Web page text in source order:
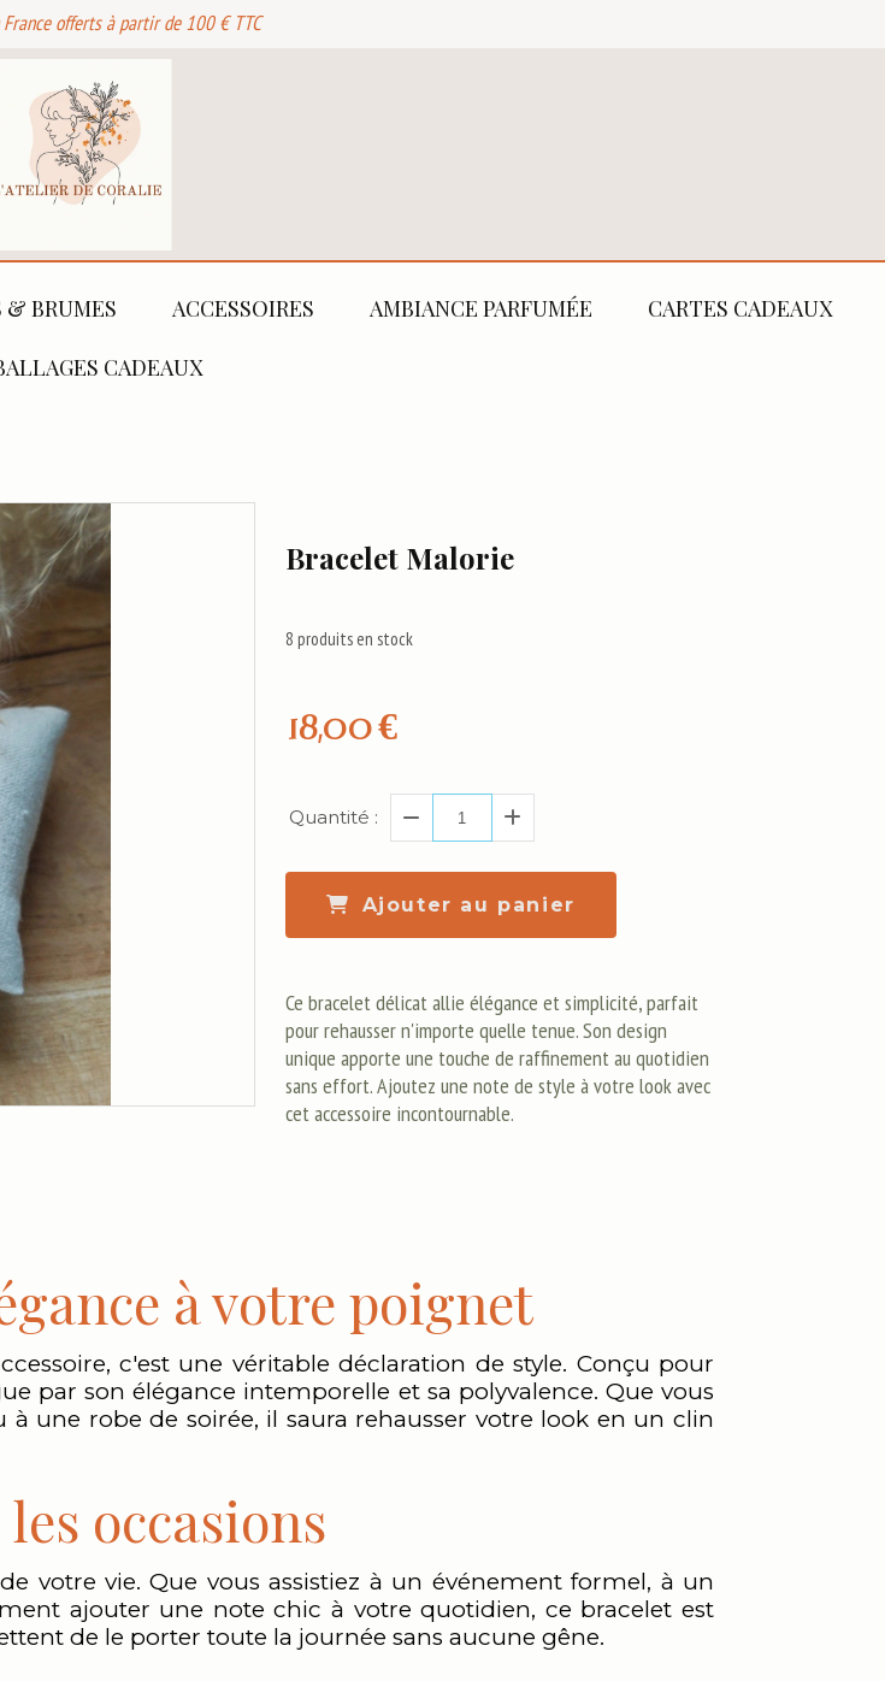
offerts à partir de 100 € TTC
& BRUMES ACCESSOIRES AMBIANCE PARFUMÉE CARTES CADEAUX
CADEAUX
Bracelet Malorie
18,00€
8 produits en stock
Quantité :
Ajouter au panier
Ce bracelet délicat allie élégance et simplicité, parfait
pour rehausser n'importe quelle tenue. Son design
unique apporte une touche de raffinement au quotidien
sans effort. Ajoutez une note de style à votre look avec
cet accessoire incontournable.
à votre poignet
c'est une véritable déclaration de style. Conçu pour
par son élégance intemporelle et sa polyvalence. Que vous
une robe de soirée, il saura rehausser votre look en un clin
occasions
votre vie. Que vous assistiez à un événement formel, à un
ajouter une note chic à votre quotidien, ce bracelet est
de le porter toute la journée sans aucune gêne.